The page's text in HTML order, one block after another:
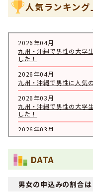
人気ランキン
2026年04月
九州・沖縄で男性の大学
した！
2026年04月
九州・沖縄で男性に人気
2026年03月
九州・沖縄で男性の大学
した！
2026年03月
九州・沖縄で男性に人気
九州・沖縄で大学生に人
九州・沖縄で男性のその
DATA
男女の申込みの割合は